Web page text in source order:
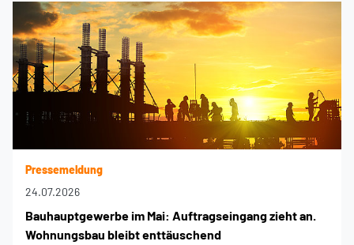
Pressemeldung
24.07.2026
Bauhauptgewerbe im Mai: Auftragseingang zieht an.
Wohnungsbau bleibt enttäuschend